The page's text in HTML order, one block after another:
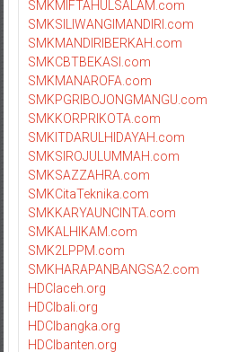
SMKMIFTAHULSALAM.com
SMKSILIWANGIMANDIRI.com
SMKMANDIRIBERKAH.com
SMKCBTBEKASI.com
SMKMANAROFA.com
SMKPGRIBOJONGMANGU.com
SMKKORPRIKOTA.com
SMKITDARULHIDAYAH.com
SMKSIROJULUMMAH.com
SMKSAZZAHRA.com
SMKCitaTeknika.com
SMKKARYAUNCINTA.com
SMKALHIKAM.com
SMK2LPPM.com
SMKHARAPANBANGSA2.com
HDCIaceh.org
HDCIbali.org
HDCIbangka.org
HDCIbanten.org